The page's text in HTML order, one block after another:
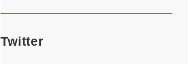
Twitter